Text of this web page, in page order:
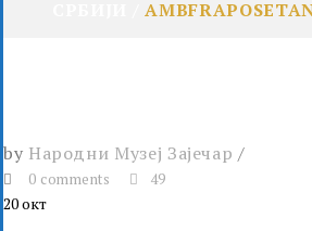
by Народни Музеј Зајечар
0 comments 49
20окт